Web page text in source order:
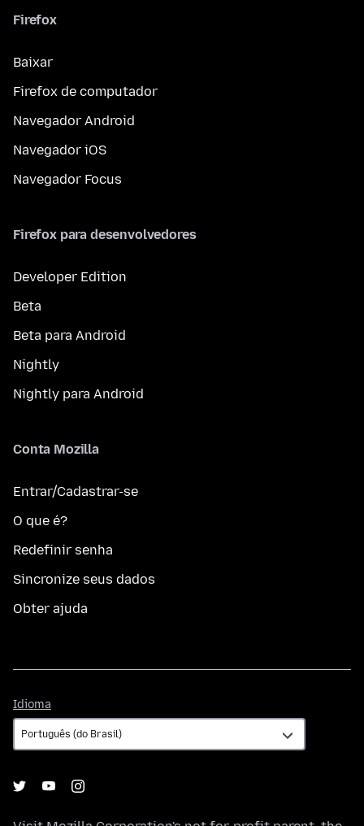
Firefox
Baixar
Firefox de computador
Navegador Android
Navegador iOS
Navegador Focus
Firefox para desenvolvedores
Developer Edition
Beta
Beta para Android
Nightly
Nightly para Android
Conta Mozilla
Entrar/Cadastrar-se
O que é?
Redefinir senha
Sincronize seus dados
Obter ajuda
Idioma